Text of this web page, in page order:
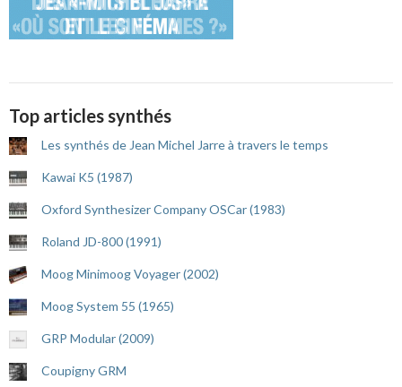
Top articles synthés
Les synthés de Jean Michel Jarre à travers le temps
Kawai K5 (1987)
Oxford Synthesizer Company OSCar (1983)
Roland JD-800 (1991)
Moog Minimoog Voyager (2002)
Moog System 55 (1965)
GRP Modular (2009)
Coupigny GRM